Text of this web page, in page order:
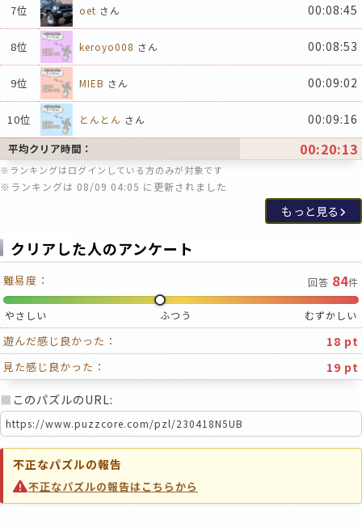
7位 oet さん 00:08:45
8位 keroyo008 さん 00:08:53
9位 MIEB さん 00:09:02
10位 とんとん さん 00:09:16
平均クリア時間： 00:20:13
※ランキングはログインしている方のみが対象です
※ランキングは 08/09 04:05 に更新されました
もっと見る
クリアした人のアンケート
難易度： 回答 84件
やさしい ふつう むずかしい
遊んだ感じ良かった： 18 pt
見た感じ良かった：
19 pt
■ このパズルのURL:
不正なパズルの報告
不正なパズルの報告はこちらから